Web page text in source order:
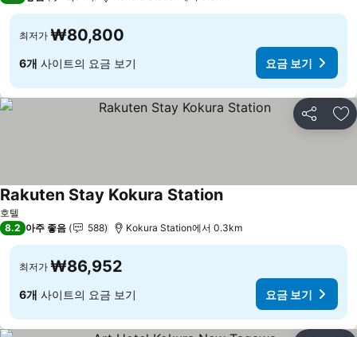
최저가 ₩80,800
6개 사이트의 요금 보기 요금 보기
공유 즐
호텔
Rakuten Stay Kokura Station
8.2 아주 좋음 588 Kokura Station에서 0.3km
최저가 ₩86,952
6개 사이트의 요금 보기 요금 보기